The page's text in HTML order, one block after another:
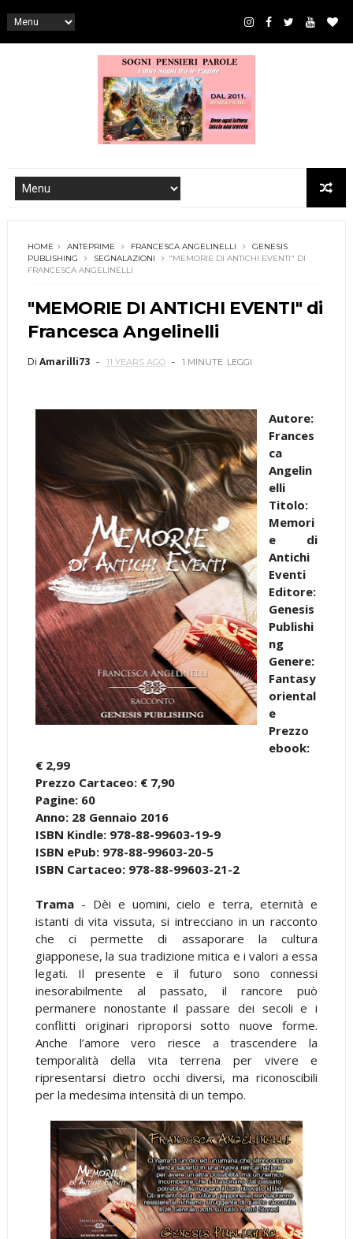
HOME ANTEPRIME FRANCESCA ANGELINELLI
GENESIS
PUBLISHING
SEGNALAZIONI
"MEMORIE DI ANTICHI EVENTI" DI
FRANCESCA ANGELINELLI
"MEMORIE DI ANTICHI EVENTI" di
Francesca Angelinelli
Di Amarilli73 11 YEARS AGO 1 MINUTE LEGGI
Autore:
Frances
ca
Angelin
elli
Titolo:
Memori
e di
Antichi
Eventi
Editore:
Genesis
Publishi
ng
Genere:
Fantasy
oriental
e
Prezzo
ebook:
€ 2,99
Prezzo Cartaceo: € 7,90
Pagine: 60
Anno: 28 Gennaio 2016
ISBN Kindle: 978-88-99603-19-9
ISBN ePub: 978-88-99603-20-5
ISBN Cartaceo: 978-88-99603-21-2
Trama- Dèi e uomini, cielo e terra, eternità e
istanti di vita vissuta, si intrecciano in un racconto
che ci permette di assaporare la cultura
giapponese, la sua tradizione mitica e i valori a essa
legati. Il presente e il futuro sono connessi
inesorabilmente al passato, il rancore può
permanere nonostante il passare dei secoli e i
conflitti originari riproporsi sotto nuove forme.
Anche l’amore vero riesce a trascendere la
temporalità della vita terrena per vivere e
ripresentarsi dietro occhi diversi, ma riconoscibili
per la medesima intensità di un tempo.